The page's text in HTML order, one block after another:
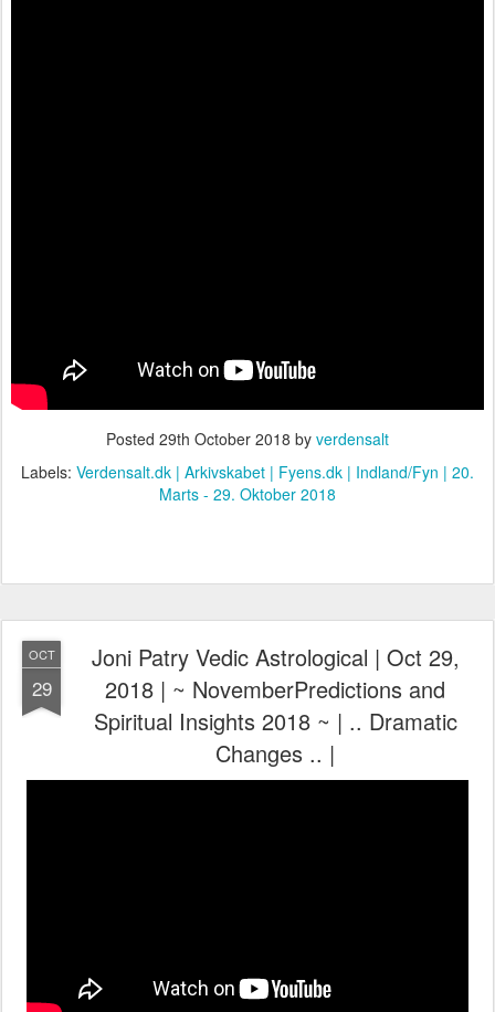
Posted 29th October 2018 by verdensalt
Labels: Verdensalt.dk | Arkivskabet | Fyens.dk | Indland/Fyn | 20.
Marts - 29. Oktober 2018
OCT
29
Joni Patry Vedic Astrological | Oct 29,
2018 | ~ NovemberPredictions and
Spiritual Insights 2018 ~ | .. Dramatic
Changes .. |